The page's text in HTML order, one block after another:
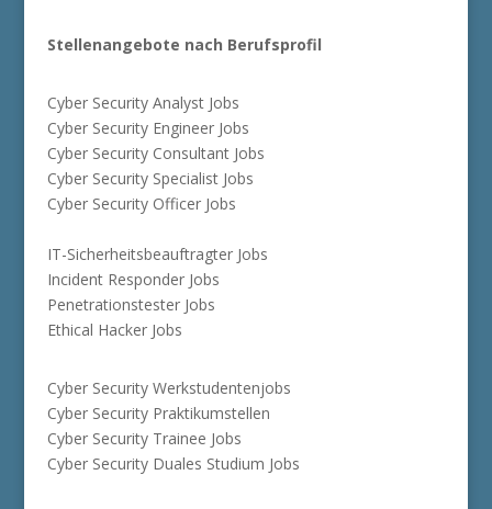
Stellenangebote nach Berufsprofil
Cyber Security Analyst Jobs
Cyber Security Engineer Jobs
Cyber Security Consultant Jobs
Cyber Security Specialist Jobs
Cyber Security Officer Jobs
IT-Sicherheitsbeauftragter Jobs
Incident Responder Jobs
Penetrationstester Jobs
Ethical Hacker Jobs
Cyber Security Werkstudentenjobs
Cyber Security Praktikumstellen
Cyber Security Trainee Jobs
Cyber Security Duales Studium Jobs